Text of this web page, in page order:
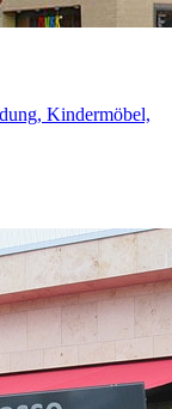
Kindermöbel,